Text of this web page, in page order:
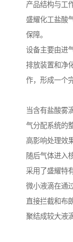
产品结构与工
盛耀化工盐酸
保障。
设备主要由进
排放装置和净
作，形成一个
当含有盐酸雾
气分配系统的
高影响处理效果
随后气体进入
采用了盛耀特
微小液滴在通
直接拦截和布
聚结成较大液滴